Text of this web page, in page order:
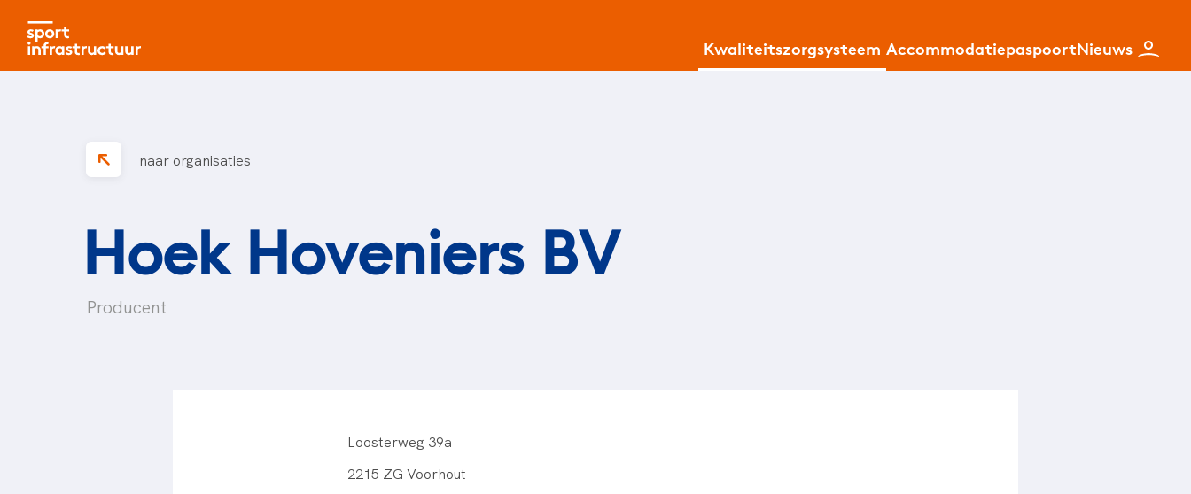
Kwaliteitszorgsysteem AccommodatiepaspoortNieuws
naar organisaties
Hoek Hoveniers BV
Producent
Loosterweg 39a
2215 ZG Voorhout